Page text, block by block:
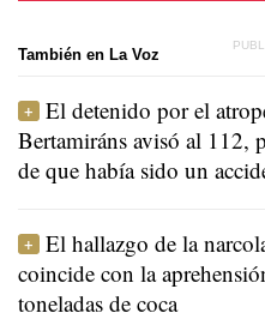
También en La Voz
El detenido por el
Bertamiráns avisó al 112,
de que había sido un
El hallazgo de la
coincide con la
toneladas de coca